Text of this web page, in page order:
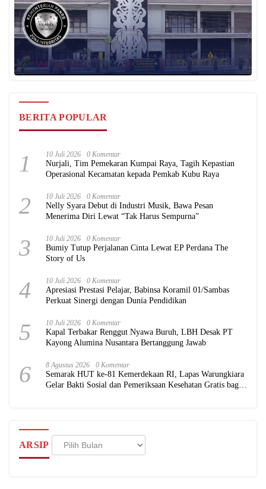
BERITA POPULAR
1 10 Juli 2026 0 Komentar
Nurjali, Tim Pemekaran Kumpai Raya, Tagih Kepastian
Operasional Kecamatan kepada Pemkab Kubu Raya
2 10 Juli 2026 0 Komentar
Nelly Syara Debut di Industri Musik, Bawa Pesan
Menerima Diri Lewat “Tak Harus Sempurna”
3 10 Juli 2026 0 Komentar
Bumiy Tutup Perjalanan Cinta Lewat EP Perdana The
Story of Us
4 10 Juli 2026 0 Komentar
Apresiasi Prestasi Pelajar, Babinsa Koramil 01/Sambas
Perkuat Sinergi dengan Dunia Pendidikan
5 10 Juli 2026 0 Komentar
Kapal Terbakar Renggut Nyawa Buruh, LBH Desak PT
Kayong Alumina Nusantara Bertanggung Jawab
6 8 Agustus 2026 0 Komentar
Semarak HUT ke-81 Kemerdekaan RI, Lapas Warungkiara
Gelar Bakti Sosial dan Pemeriksaan Kesehatan Gratis bagi
ARSIP
Arsip